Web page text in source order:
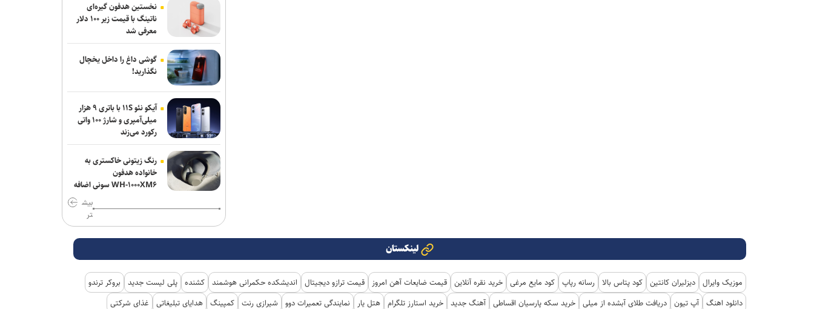
نخستین هدفون گیره‌ای
ناتینگ با قیمت زیر ۱۰۰ دلار
معرفی شد
گوشی داغ را داخل یخچال
نگذارید!
آیکو نئو ۱۱S با باتری ۹ هزار
میلی‌آمپری و شارژ ۱۰۰ واتی
رکورد می‌زند
رنگ زیتونی خاکستری به
خانواده هدفون
WH-۱۰۰۰XM۶ سونی اضافه
بیش
تر
لینکستان
موزیک وایرال دیزلیران کانتین کود پتاس بالا رسانه رپاپ کود مایع مرغی خرید نقره آنلاین قیمت ضایعات آهن امروز قیمت ترازو دیجیتال اندیشکده حکمرانی هوشمند کشنده پلی لیست جدید
بروکر ترندو
دانلود اهنگ آپ تیون دریافت طلای آبشده از میلی خرید سکه پارسیان اقساطی آهنگ جدید خرید استارز تلگرام هتل یار نمایندگی تعمیرات دوو شیرازی رنت کمپینگ هدایای تبلیغاتی غذای شرکتی